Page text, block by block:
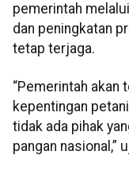
pemerintah
dan peningkatan
tetap terjaga.
“Pemerintah akan
kepentingan
tidak ada pihak
pangan nasional,”